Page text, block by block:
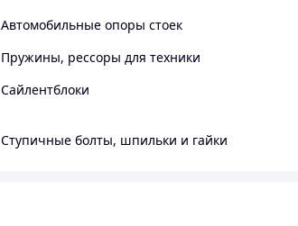
Автомобильные опоры стоек
Пружины, рессоры для техники
Сайлентблоки
Ступичные болты, шпильки и гайки